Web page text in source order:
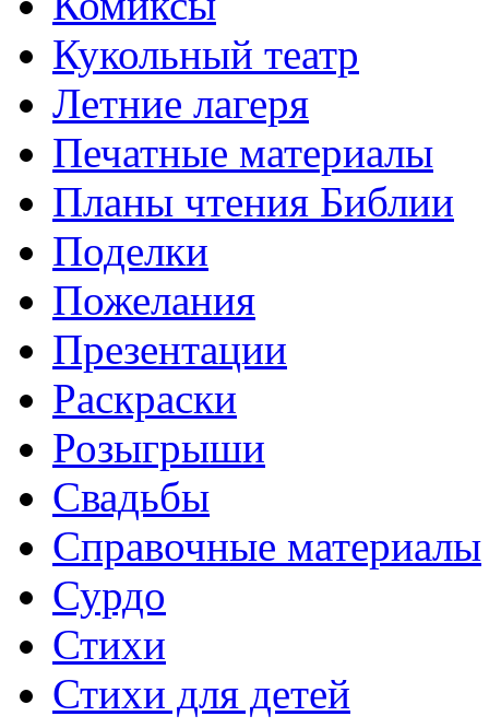
Кукольный театр
Летние лагеря
Печатные материалы
Планы чтения Библии
Поделки
Пожелания
Презентации
Раскраски
Розыгрыши
Свадьбы
Справочные материалы
Сурдо
Стихи
Стихи для детей